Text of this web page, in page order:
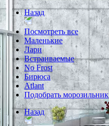
Назад
Посмотреть все
Маленькие
Лари
Встраиваемые
No Frost
Бирюса
Atlant
Подобрать морозильник
Назад